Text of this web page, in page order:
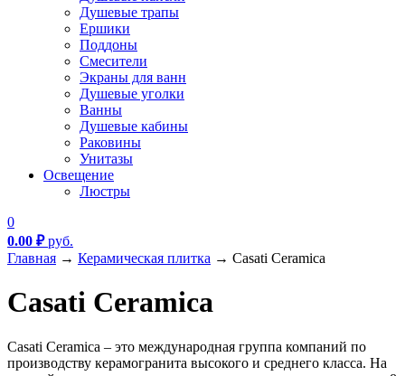
Душевые трапы
Ершики
Поддоны
Смесители
Экраны для ванн
Душевые уголки
Ванны
Душевые кабины
Раковины
Унитазы
Освещение
Люстры
0
0.00 ₽руб.
Главная → Керамическая плитка → Casati Ceramica
Casati Ceramica
Casati Ceramica – это международная группа компаний по
производству керамогранита высокого и среднего класса. На